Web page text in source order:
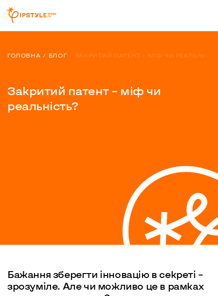
ГОЛОВНА БЛОГ
Закритий патент – міф чи
реальність?
Бажання зберегти інновацію в секреті –
зрозуміле. Але чи можливо це в рамках